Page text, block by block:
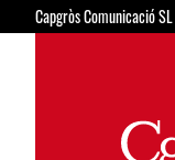
Capgròs Comunicació SL